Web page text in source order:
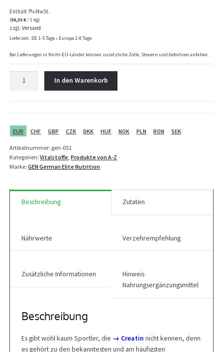
Enthält 7% MwSt.
(56,33€/ 1 kg)
zzgl.Versand
Lieferzeit: DE 1-5 Tage • Europa 2-8 Tage
Bei Lieferungen in Nicht-EU-Länder können zusätzliche Zölle, Steuern und Gebühren anfallen.
420
Menge
In den Warenkorb
EUR CHF GBP CZK DKK HUF NOK PLN RON SEK
Artikelnummer: gen-051
Kategorien:Vitalstoffe,Produkte von A-Z
Marke:GEN German Elite Nutrition
Beschreibung Zutaten
Nährwerte Verzehrempfehlung
Zusätzliche Informationen
Hinweis
Nahrungsergänzungsmittel
Beschreibung
Es gibt wohl kaum Sportler, die → Creatin nicht kennen, denn
es gehört zu den bekanntesten und am häufigsten